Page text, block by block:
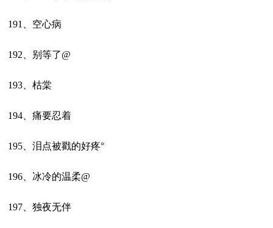
191、空心病
192、别等了@
193、枯棠
194、痛要忍着
195、泪点被戳的好疼°
196、冰冷的温柔@
197、独夜无伴